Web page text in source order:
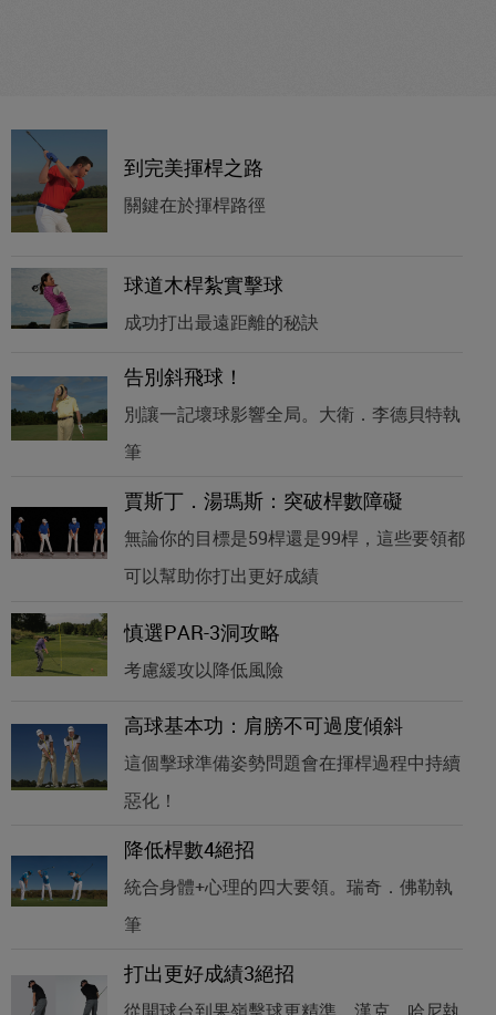
到完美揮桿之路
關鍵在於揮桿路徑
球道木桿紮實擊球
成功打出最遠距離的秘訣
告別斜飛球！
別讓一記壞球影響全局。大衛．李德貝特執
筆
賈斯丁．湯瑪斯：突破桿數障礙
無論你的目標是59桿還是99桿，這些要領都
可以幫助你打出更好成績
慎選PAR-3洞攻略
考慮緩攻以降低風險
高球基本功：肩膀不可過度傾斜
這個擊球準備姿勢問題會在揮桿過程中持續
惡化！
降低桿數4絕招
統合身體+心理的四大要領。瑞奇．佛勒執
筆
打出更好成績3絕招